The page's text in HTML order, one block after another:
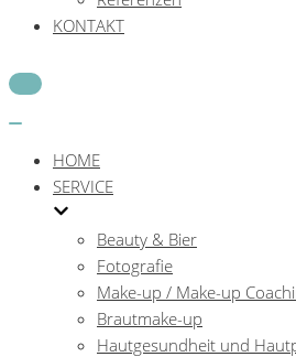
KONTAKT
Navigations-
HOME
SERVICE
Beauty & Bier
Fotografie
Make-up / Make-up
Brautmake-up
Hautgesundheit und